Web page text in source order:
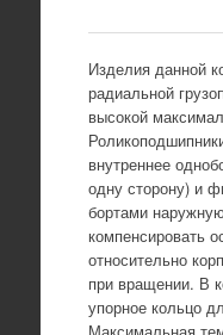
Изделия данной
радиальной
высокой
внутреннее
одну сторону) и
бортами
компенсировать
относительно
при вращении. В
упорное кольцо
Максимальная